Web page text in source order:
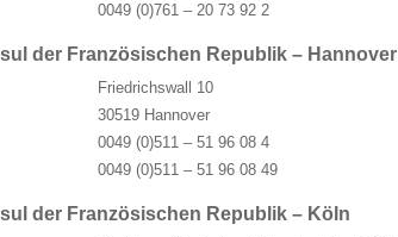
0049 (0)761 – 20 73 92 2
der Französischen Republik – Hannover
Friedrichswall 10
30519 Hannover
0049 (0)511 – 51 96 08 4
0049 (0)511 – 51 96 08 49
der Französischen Republik – Köln